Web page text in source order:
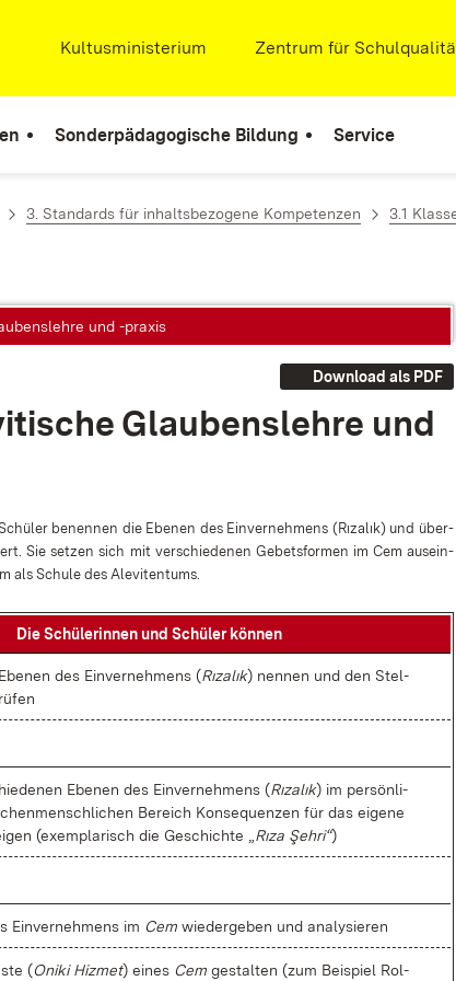
Extern:
Kultusministerium (Öffnet in neuem Fenster)
Extern:
Zentrum für
Sonderpädagogische Bildung Service
3. Standards für inhaltsbezogene Kompetenzen
3.1
und -praxis
Download als PDF
Glau­bens­leh­re und
be­nen­nen die Ebe­nen des Ein­ver­neh­mens ( Rızalık) und über­
Sie set­zen sich mit ver­schie­de­nen Ge­bets­for­men im Cem aus­ein­
als Schu­le des Ale­vi­ten­tums.
Die Schü­le­rin­nen und Schü­ler kön­nen
des Ein­ver­neh­mens (Rızalık) nen­nen und den Stel­
Ebe­nen des Ein­ver­neh­mens (Rızalık) im per­sön­li­
Be­reich Kon­se­quen­zen für das ei­ge­ne
(ex­em­pla­risch die Ge­schich­te „ Rıza Şeh­ri“)
Ein­ver­neh­mens im Cem wie­der­ge­ben und ana­ly­sie­ren
(Oni­ki Hiz­met) ei­nes Cem ge­stal­ten (zum Bei­spiel Rol­